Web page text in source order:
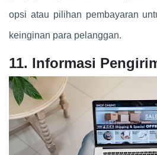
opsi atau pilihan pembayaran
keinginan para pelanggan.
11. Informasi